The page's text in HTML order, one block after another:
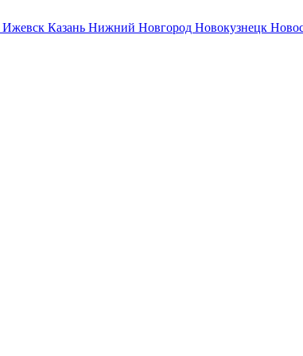
Ижевск Казань Нижний Новгород Новокузнецк